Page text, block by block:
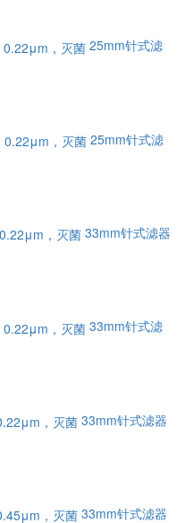
25mm针式滤
25mm针式滤
33mm针式滤器
33mm针式滤
33mm针式滤器
33mm针式滤器